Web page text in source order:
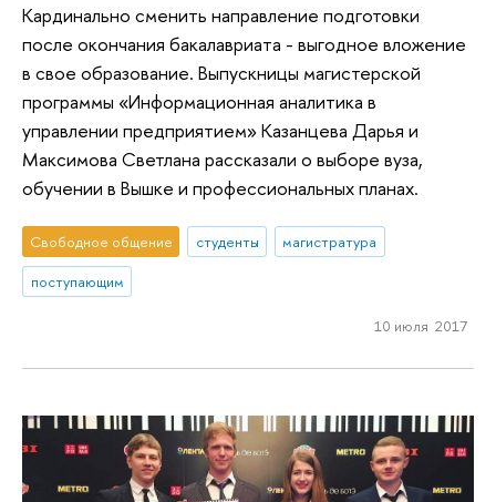
Кардинально сменить направление подготовки
после окончания бакалавриата - выгодное вложение
в свое образование. Выпускницы магистерской
программы «Информационная аналитика в
управлении предприятием» Казанцева Дарья и
Максимова Светлана рассказали о выборе вуза,
обучении в Вышке и профессиональных планах.
Свободное общение студенты
магистратура
поступающим
10 июля 2017